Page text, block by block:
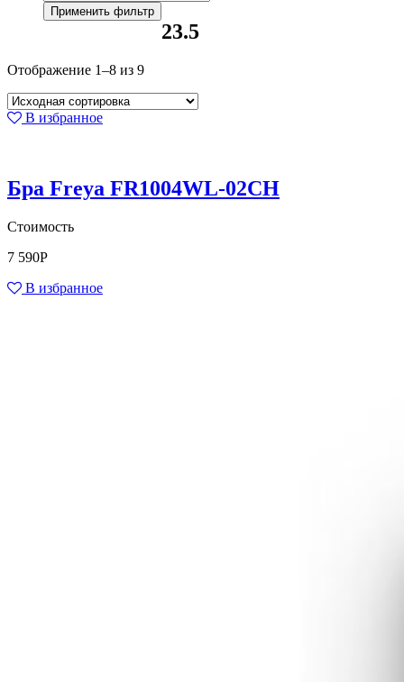
Применить фильтр
23.5
Отображение 1–8 из 9
В избранное
Бра Freya FR1004WL-02CH
Стоимость
7 590Р
В избранное